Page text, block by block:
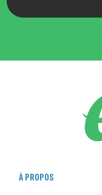
À PROPOS